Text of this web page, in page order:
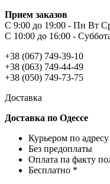
Прием заказов
С 9:00 до 19:00 - Пн Вт
С 10:00 до 16:00 -
+38 (067) 749-39-10
+38 (063) 749-44-49
+38 (050) 749-73-75
Доставка
Доставка по Одессе
Курьером по адресу
Без предоплаты
Оплата па факту
Бесплатно *